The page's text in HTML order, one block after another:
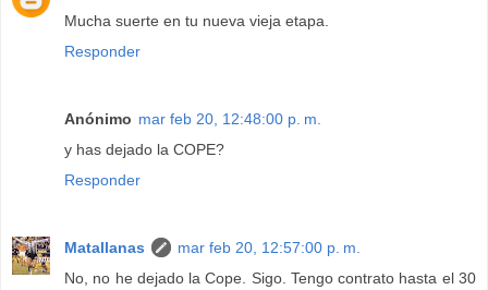
Mucha suerte en tu nueva vieja etapa.
Responder
Anónimo mar feb 20, 12:48:00 p. m.
y has dejado la COPE?
Responder
Matallanas
mar feb 20, 12:57:00 p. m.
No, no he dejado la Cope. Sigo. Tengo contrato hasta el 30